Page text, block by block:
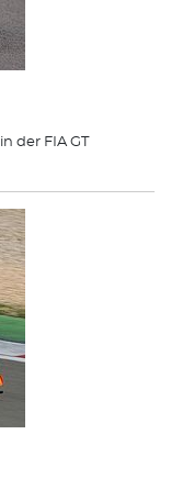
der FIA GT